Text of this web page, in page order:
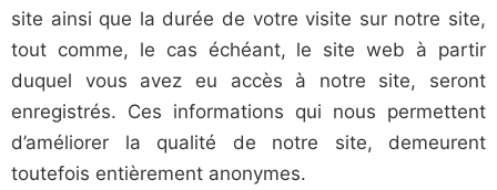
site ainsi que la durée de votre visite sur notre site,
tout comme, le cas échéant, le site web à partir
duquel vous avez eu accès à notre site, seront
enregistrés. Ces informations qui nous permettent
d’améliorer la qualité de notre site, demeurent
toutefois entièrement anonymes.